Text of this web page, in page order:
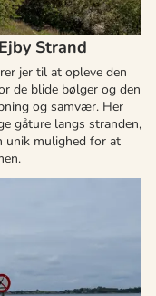
Strand
jer til at opleve den
de blide bølger og den
og samvær. Her
gåture langs stranden,
unik mulighed for at